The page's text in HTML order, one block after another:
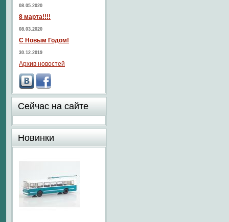
08.05.2020
8 марта!!!!
08.03.2020
С Новым Годом!
30.12.2019
Архив новостей
Сейчас на сайте
Новинки